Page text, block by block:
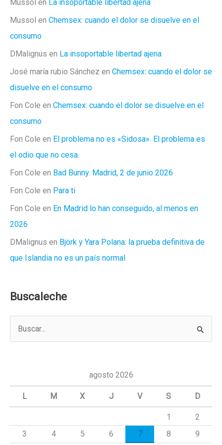
Mussol en La insoportable libertad ajena
Mussol en Chemsex: cuando el dolor se disuelve en el
consumo
DMalignus en La insoportable libertad ajena
José maría rubio Sánchez en Chemsex: cuando el dolor se
disuelve en el consumo
Fon Cole en Chemsex: cuando el dolor se disuelve en el
consumo
Fon Cole en El problema no es «Sidosa». El problema es
el odio que no cesa.
Fon Cole en Bad Bunny. Madrid, 2 de junio 2026
Fon Cole en Para ti
Fon Cole en En Madrid lo han conseguido, al menos en
2026
DMalignus en Björk y Yara Polana: la prueba definitiva de
que Islandia no es un país normal
Buscaleche
a
agosto 2026
L M X J V S D
1
2
3
4 5 6 7 8 9